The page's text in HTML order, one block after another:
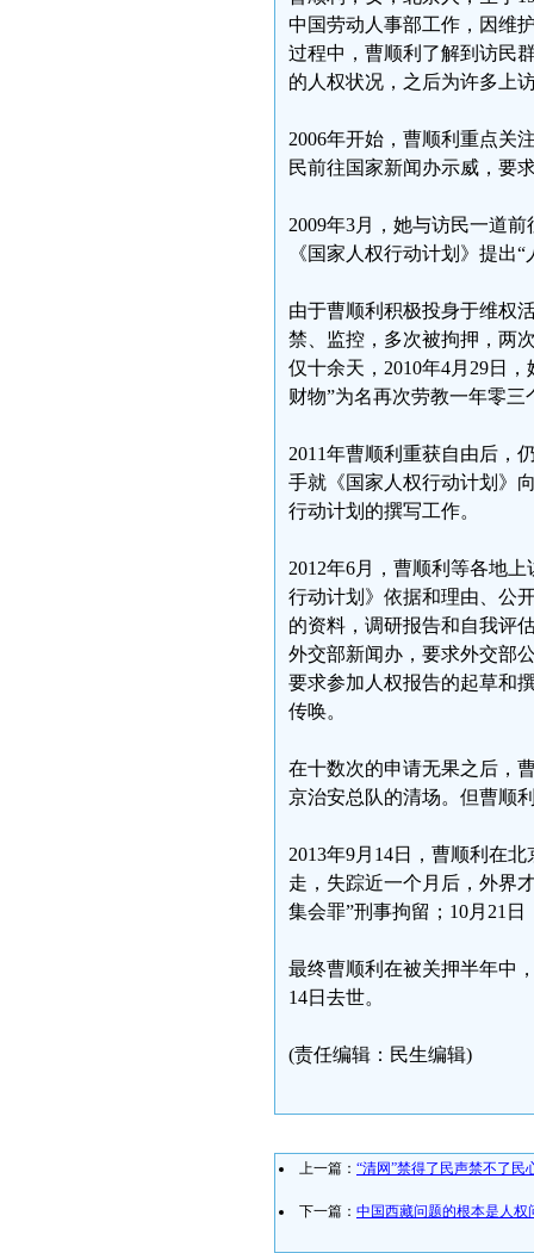
中国劳动人事部工作，因维
过程中，曹顺利了解到访民
的人权状况，之后为许多上
2006年开始，曹顺利重点关
民前往国家新闻办示威，要
2009年3月，她与访民一道
《国家人权行动计划》提出
由于曹顺利积极投身于维权
禁、监控，多次被拘押，两
仅十余天，2010年4月29日
财物”为名再次劳教一年零三
2011年曹顺利重获自由后，
手就《国家人权行动计划》
行动计划的撰写工作。
2012年6月，曹顺利等各地
行动计划》依据和理由、公
的资料，调研报告和自我评
外交部新闻办，要求外交部
要求参加人权报告的起草和
传唤。
在十数次的申请无果之后，
京治安总队的清场。但曹顺
2013年9月14日，曹顺利在
走，失踪近一个月后，外界
集会罪”刑事拘留；10月21
最终曹顺利在被关押半年中
14日去世。
(责任编辑：民生编辑)
上一篇： “清网”禁得了民声禁不了民
下一篇： 中国西藏问题的根本是人权